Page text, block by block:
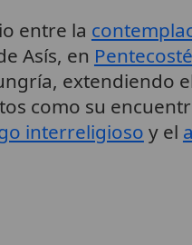
entre la
Asís, en
extendiendo
como su
interreligioso y el